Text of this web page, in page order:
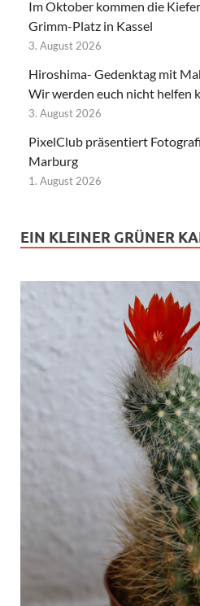
Im Oktober kommen die
Grimm-Platz in Kassel
3. August 2026
Hiroshima- Gedenktag mit
Wir werden euch nicht helfen
3. August 2026
PixelClub präsentiert
Marburg
1. August 2026
EIN KLEINER GRÜNER